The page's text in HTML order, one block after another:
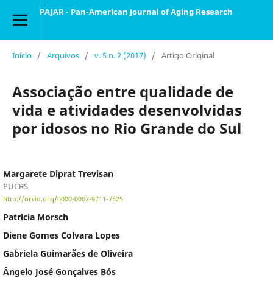
PAJAR - Pan-American Journal of Aging Research
Início / Arquivos / v. 5 n. 2 (2017) / Artigo Original
Associação entre qualidade de
vida e atividades desenvolvidas
por idosos no Rio Grande do Sul
Margarete Diprat Trevisan
PUCRS
http://orcid.org/0000-0002-9711-7525
Patricia Morsch
Diene Gomes Colvara Lopes
Gabriela Guimarães de Oliveira
Ângelo José Gonçalves Bós